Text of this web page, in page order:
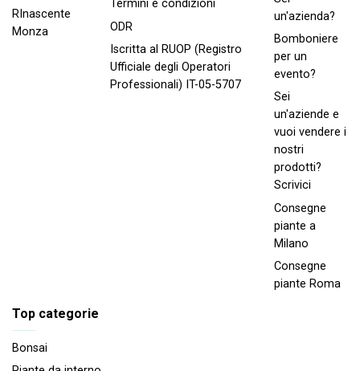
RInascente
Monza
Termini e condizioni
ODR
Iscritta al RUOP (Registro
Ufficiale degli Operatori
Professionali) IT-05-5707
un'azienda?
Bomboniere
per un
evento?
Sei
un'aziende e
vuoi vendere i
nostri
prodotti?
Scrivici
Consegne
piante a
Milano
Consegne
piante Roma
Top categorie
Bonsai